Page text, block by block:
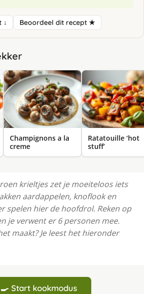
↓ Beoordeel dit recept ★
Champignons a la
creme
Ratatouille ‘hot
stuff’
krieltjes zet je moeiteloos iets
aardappelen, knoflook en
spelen hier de hoofdrol. Reken op
je verwent er 6 personen mee.
maakt? Je leest het hieronder
Start kookmodus